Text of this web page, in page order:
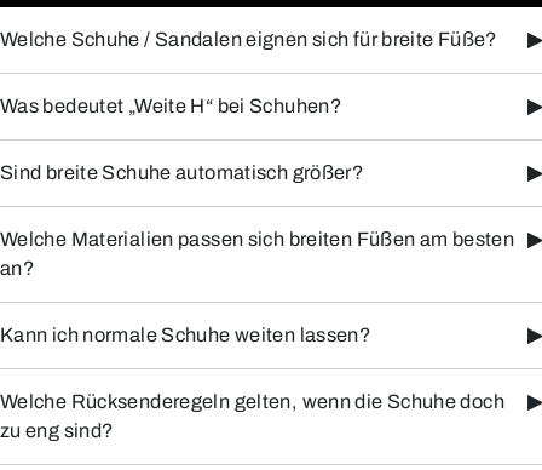
Welche Schuhe / Sandalen eignen sich für breite Füße? ▶
Was bedeutet „Weite H“ bei Schuhen? ▶
Sind breite Schuhe automatisch größer? ▶
Welche Materialien passen sich breiten Füßen am besten
an?
▶
Kann ich normale Schuhe weiten lassen? ▶
Welche Rücksenderegeln gelten, wenn die Schuhe doch
zu eng sind?
▶